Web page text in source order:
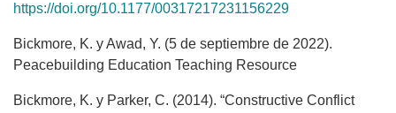
https://doi.org/10.1177/00317217231156229
Bickmore, K. y Awad, Y. (5 de septiembre de 2022).
Peacebuilding Education Teaching Resource
Bickmore, K. y Parker, C. (2014). “Constructive Conflict